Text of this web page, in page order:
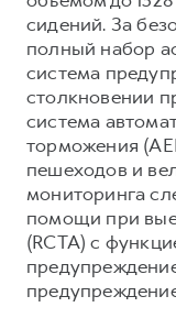
сидений. За
полный набор
система
столкновении
система
торможения
пешеходов и
мониторинга
помощи при
(RCTA) с